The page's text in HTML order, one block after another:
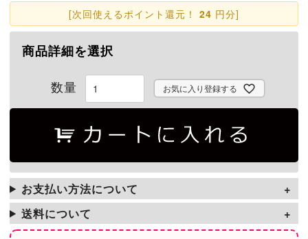
[次回使えるポイント還元！ 24 円分]
商品詳細を選択
お気に入り登録する
お支払い方法について
送料について